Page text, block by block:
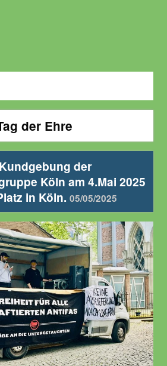
der Ehre
der
Köln am 4.Mai 2025
in Köln. 05/05/2025